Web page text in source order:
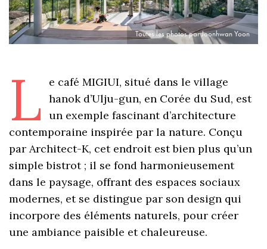
Toutes les photos par Joonhwan Yoon
L
e café MIGIUI, situé dans le village
hanok d’Ulju-gun, en Corée du Sud, est
un exemple fascinant d’architecture
contemporaine inspirée par la nature. Conçu
par Architect-K, cet endroit est bien plus qu’un
simple bistrot ; il se fond harmonieusement
dans le paysage, offrant des espaces sociaux
modernes, et se distingue par son design qui
incorpore des éléments naturels, pour créer
une ambiance paisible et chaleureuse.